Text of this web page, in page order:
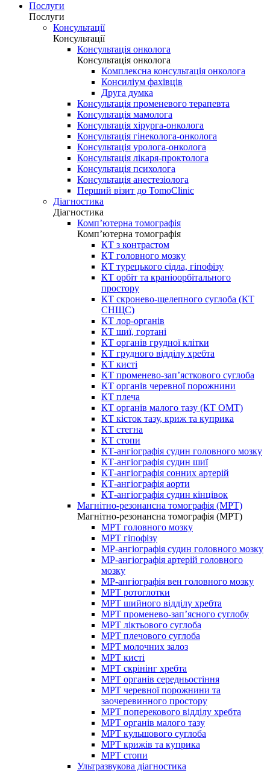
Послуги
Послуги
Консультації
Консультації
Консультація онколога
Консультація онколога
Комплексна консультація онколога
Консиліум фахівців
Друга думка
Консультація променевого терапевта
Консультація мамолога
Консультація хірурга-онколога
Консультація гінеколога-онколога
Консультація уролога-онколога
Консультація лікаря-проктолога
Консультація психолога
Консультація анестезіолога
Перший візит до TomoClinic
Діагностика
Діагностика
Комп’ютерна томографія
Комп’ютерна томографія
КТ з контрастом
КТ головного мозку
КТ турецького сідла, гіпофізу
КТ орбіт та краніоорбітального
простору
КТ скронево-щелепного суглоба (КТ
СНЩС)
КТ лор-органів
КТ шиї, гортані
КТ органів грудної клітки
КТ грудного відділу хребта
КТ кисті
КТ променево-зап’ясткового суглоба
КТ органів черевної порожнини
КТ плеча
КТ органів малого тазу (КТ ОМТ)
КТ кісток тазу, криж та куприка
КТ стегна
КТ стопи
КТ-ангіографія судин головного мозку
КТ-ангіографія судин шиї
КТ-ангіографія сонних артерій
КТ-ангіографія аорти
КТ-ангіографія судин кінцівок
Магнітно-резонансна томографія (МРТ)
Магнітно-резонансна томографія (МРТ)
МРТ головного мозку
МРТ гіпофізу
МР-ангіографія судин головного мозку
МР-ангіографія артерій головного
мозку
МР-ангіографія вен головного мозку
МРТ ротоглотки
МРТ шийного відділу хребта
МРТ променево-зап’ясного суглобу
МРТ ліктьового суглоба
МРТ плечового суглоба
МРТ молочних залоз
МРТ кисті
МРТ скрінінг хребта
МРТ органів середньостіння
МРТ черевної порожнини та
заочеревинного простору
МРТ поперекового відділу хребта
МРТ органів малого тазу
МРТ кульшового суглоба
МРТ крижів та куприка
МРТ стопи
Ультразвукова діагностика